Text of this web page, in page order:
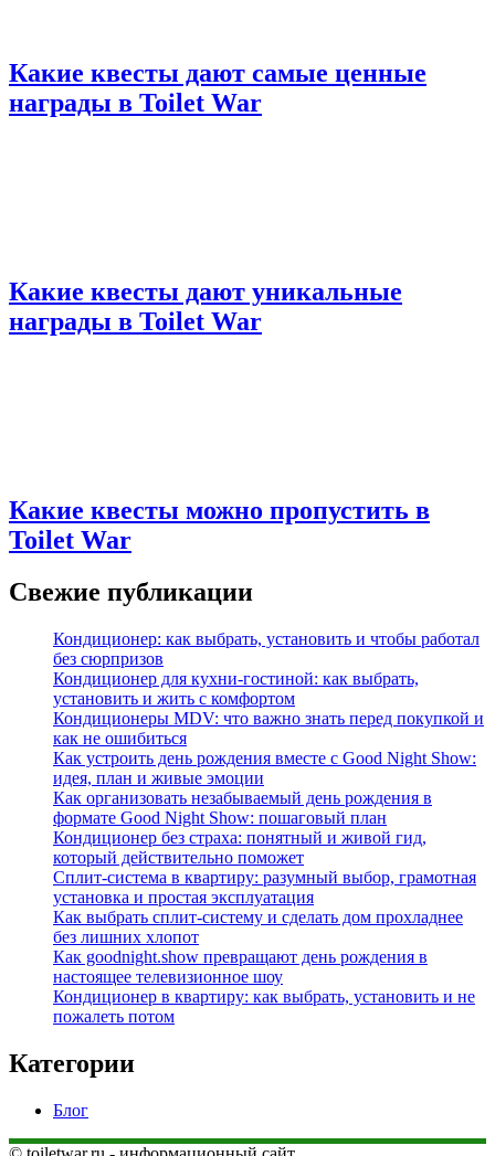
Какие квесты дают самые ценные
награды в Toilet War
Какие квесты дают уникальные
награды в Toilet War
Какие квесты можно пропустить в
Toilet War
Свежие публикации
Кондиционер: как выбрать, установить и чтобы работал
без сюрпризов
Кондиционер для кухни‑гостиной: как выбрать,
установить и жить с комфортом
Кондиционеры MDV: что важно знать перед покупкой и
как не ошибиться
Как устроить день рождения вместе с Good Night Show:
идея, план и живые эмоции
Как организовать незабываемый день рождения в
формате Good Night Show: пошаговый план
Кондиционер без страха: понятный и живой гид,
который действительно поможет
Сплит-система в квартиру: разумный выбор, грамотная
установка и простая эксплуатация
Как выбрать сплит‑систему и сделать дом прохладнее
без лишних хлопот
Как goodnight.show превращают день рождения в
настоящее телевизионное шоу
Кондиционер в квартиру: как выбрать, установить и не
пожалеть потом
Категории
Блог